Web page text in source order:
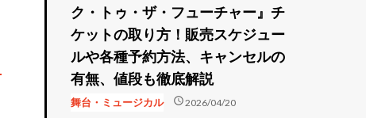
ク・トゥ・ザ・フューチャー』チ
ケットの取り方！販売スケジュー
ルや各種予約方法、キャンセルの
有無、値段も徹底解説
舞台・ミュージカル schedule2026/04/20